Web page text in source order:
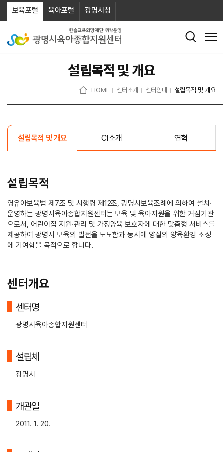
보육포털 육아포털 광명시청
설립목적 및 개요
HOME 센터소개 센터안내 설립목적 및 개요
설립목적 및 개요 CI 소개 연혁
설립목적
영유아보육법 제7조 및 시행령 제12조, 광명시보육조례에 의하여 설치·
운영하는 광명시육아종합지원센터는 보육 및 육아지원을 위한 거점기관
으로서, 어린이집 지원·관리 및 가정양육 보호자에 대한 맞춤형 서비스를
제공하여 광명시 보육의 발전을 도모함과 동시에 양질의 양육환경 조성
에 기여함을 목적으로 합니다.
센터개요
센터명
광명시육아종합지원센터
설립체
광명시
개관일
2011. 1. 20.